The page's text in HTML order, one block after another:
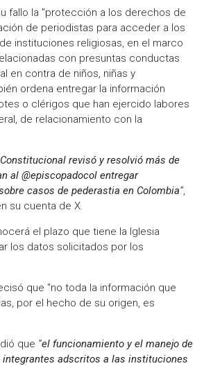
fallo la "protección a los derechos de
de periodistas para acceder a los
instituciones religiosas, en el marco
con presuntas conductas
en contra de niños, niñas y
ordena entregar la información
o clérigos que han ejercido labores
de relacionamiento con la
Constitucional revisó y resolvió más de
al @episcopadocol entregar
casos de pederastia en Colombia",
su cuenta de X.
el plazo que tiene la Iglesia
los datos solicitados por los
que "no toda la información que
por el hecho de su origen, es
que "el funcionamiento y el manejo de
adscritos a las instituciones